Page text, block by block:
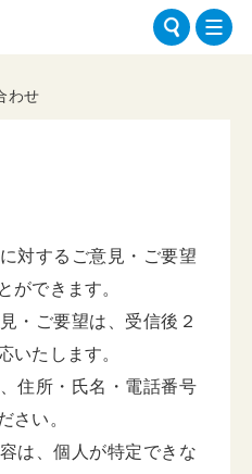
わせ
対するご意見・ご要望
ができます。
・ご要望は、受信後２
いたします。
住所・氏名・電話番号
さい。
は、個人が特定できな